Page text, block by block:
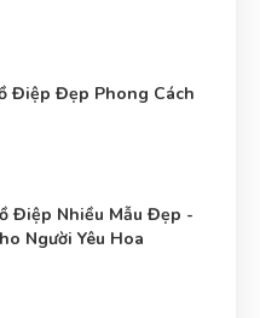
Điệp Đẹp Phong Cách
Điệp Nhiều Mẫu Đẹp -
Người Yêu Hoa